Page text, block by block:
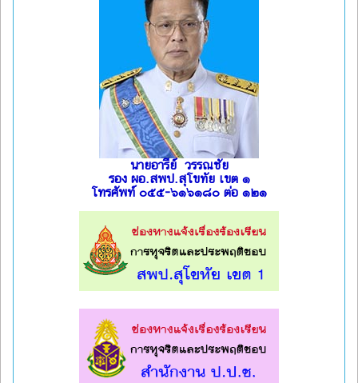
นายอารีย์ วรรณชัย
รอง ผอ.สพป.สุโขทัย เขต ๑
โทรศัพท์ ๐๕๕-๖๑๖๑๘๐ ต่อ ๑๒๑